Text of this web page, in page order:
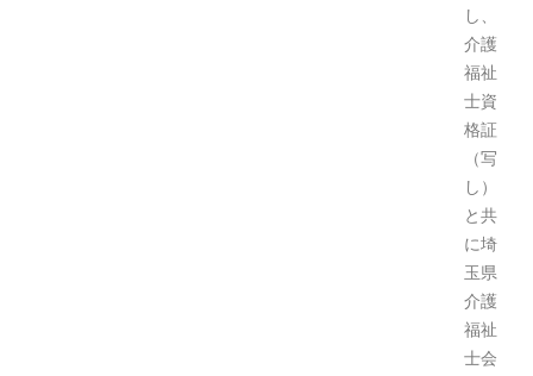
し、
介護
福祉
士資
格証
（写
し）
と共
に埼
玉県
介護
福祉
士会